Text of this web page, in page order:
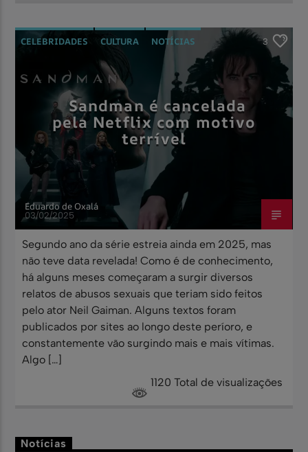
CELEBRIDADES CULTURA
NOTÍCIAS
3
Sandman é cancelada
pela Netflix com motivo
terrível
Eduardo de Oxalá
03/02/2025
Segundo ano da série estreia ainda em 2025, mas
não teve data revelada! Como é de conhecimento,
há alguns meses começaram a surgir diversos
relatos de abusos sexuais que teriam sido feitos
pelo ator Neil Gaiman. Alguns textos foram
publicados por sites ao longo deste períoro, e
constantemente vão surgindo mais e mais vítimas.
Algo […]
1120 Total de visualizações
Notícias